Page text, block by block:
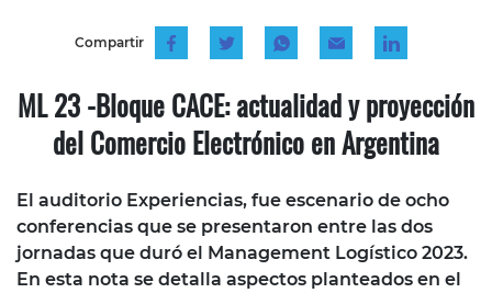
Compartir
ML 23 -Bloque CACE: actualidad y proyección
del Comercio Electrónico en Argentina
El auditorio Experiencias, fue escenario de ocho
conferencias que se presentaron entre las dos
jornadas que duró el Management Logístico 2023.
En esta nota se detalla aspectos planteados en el